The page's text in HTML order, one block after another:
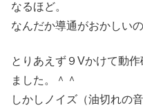
なるほど。
なんだか導通がおかしい
とりあえず９Vかけて動
ました。＾＾
しかしノイズ（油切れの